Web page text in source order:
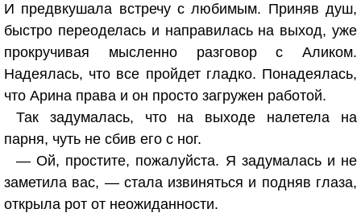
И предвкушала встречу с любимым. Приняв душ,
быстро переоделась и направилась на выход, уже
прокручивая мысленно разговор с Аликом.
Надеялась, что все пройдет гладко. Понадеялась,
что Арина права и он просто загружен работой.
Так задумалась, что на выходе налетела на
парня, чуть не сбив его с ног.
— Ой, простите, пожалуйста. Я задумалась и не
заметила вас, — стала извиняться и подняв глаза,
открыла рот от неожиданности.